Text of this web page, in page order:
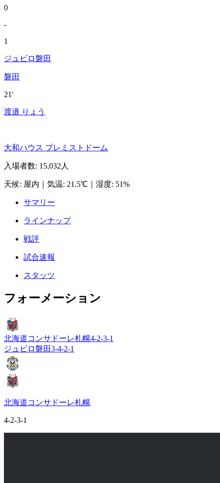
0
-
1
ジュビロ磐田
磐田
21'
渡邉 りょう
大和ハウス プレミストドーム
入場者数: 15,032人
天候: 屋内 気温: 21.5℃ 湿度: 51%
サマリー
ラインナップ
戦評
試合速報
スタッツ
フォーメーション
北海道コンサドーレ札幌4-2-3-1
ジュビロ磐田3-4-2-1
北海道コンサドーレ札幌
4-2-3-1